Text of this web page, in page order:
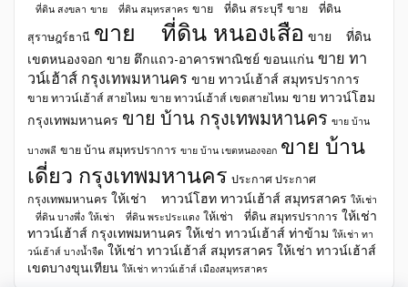
ที่ดิน สงขลา ขาย ที่ดิน สมุทรสาคร ขาย ที่ดิน สระบุรี ขาย ที่ดิน
สุราษฎร์ธานี ขาย ที่ดิน หนองเสือ ขาย ที่ดิน
เขตหนองจอก ขาย ตึกแถว-อาคารพาณิชย์ ขอนแก่น ขาย ทา
วน์เฮ้าส์ กรุงเทพมหานคร ขาย ทาวน์เฮ้าส์ สมุทรปราการ
ขาย ทาวน์เฮ้าส์ สายไหม ขาย ทาวน์เฮ้าส์ เขตสายไหม ขาย ทาวน์โฮม
กรุงเทพมหานคร ขาย บ้าน กรุงเทพมหานคร ขาย บ้าน
บางพลี ขาย บ้าน สมุทรปราการ ขาย บ้าน เขตหนองจอก ขาย บ้าน
เดี่ยว กรุงเทพมหานคร ประกาศ ประกาศ
กรุงเทพมหานคร ให้เช่า ทาวน์โฮท ทาวน์เฮ้าส์ สมุทรสาคร ให้เช่า
ที่ดิน บางพึ่ง ให้เช่า ที่ดิน พระประแดง ให้เช่า ที่ดิน สมุทรปราการ ให้เช่า
ทาวน์เฮ้าส์ กรุงเทพมหานคร ให้เช่า ทาวน์เฮ้าส์ ท่าข้าม ให้เช่า ทา
วน์เฮ้าส์ บางน้ำจืด ให้เช่า ทาวน์เฮ้าส์ สมุทรสาคร ให้เช่า ทาวน์เฮ้าส์
เขตบางขุนเทียน ให้เช่า ทาวน์เฮ้าส์ เมืองสมุทรสาคร